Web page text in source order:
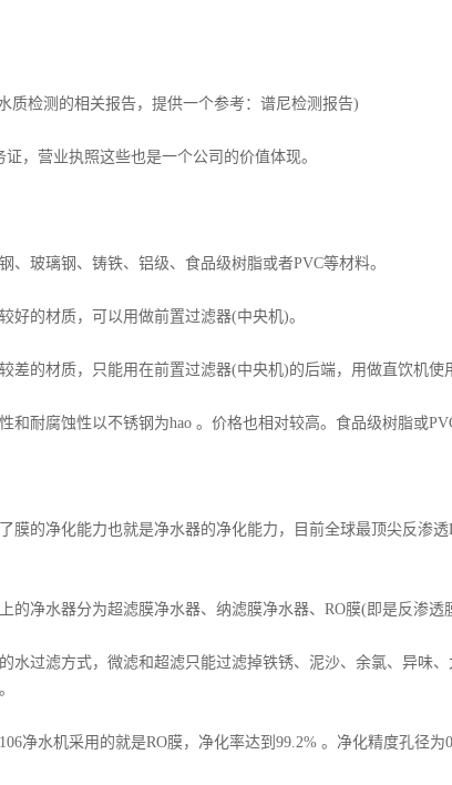
检测的相关报告，提供一个参考：谱尼检测报告)
营业执照这些也是一个公司的价值体现。
玻璃钢、铸铁、铝级、食品级树脂或者PVC等材料。
的材质，可以用做前置过滤器(中央机)。
的材质，只能用在前置过滤器(中央机)的后端，用做直饮机使
耐腐蚀性以不锈钢为hao 。价格也相对较高。食品级树脂或
的净化能力也就是净水器的净化能力，目前全球最顶尖反渗透
净水器分为超滤膜净水器、纳滤膜净水器、RO膜(即是反渗透
过滤方式，微滤和超滤只能过滤掉铁锈、泥沙、余氯、异味、
水机采用的就是RO膜，净化率达到99.2% 。净化精度孔径为